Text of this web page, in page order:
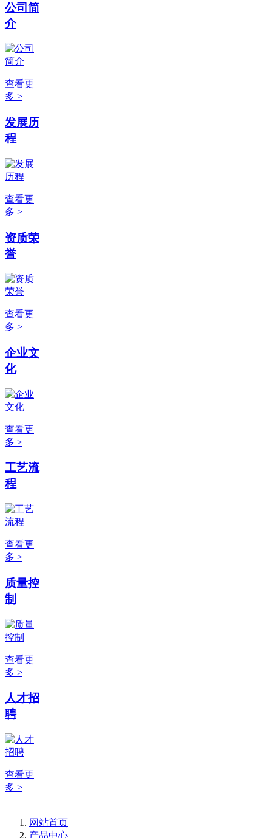
公司简
介
查看更
多 >
发展历
程
查看更
多 >
资质荣
誉
查看更
多 >
企业文
化
查看更
多 >
工艺流
程
查看更
多 >
质量控
制
查看更
多 >
人才招
聘
查看更
多 >
网站首页
产品中心